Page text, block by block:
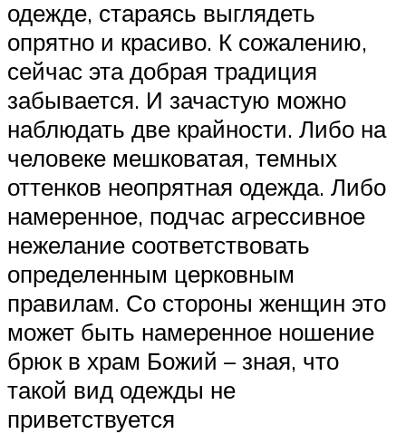
одежде, стараясь выглядеть
опрятно и красиво. К сожалению,
сейчас эта добрая традиция
забывается. И зачастую можно
наблюдать две крайности. Либо на
человеке мешковатая, темных
оттенков неопрятная одежда. Либо
намеренное, подчас агрессивное
нежелание соответствовать
определенным церковным
правилам. Со стороны женщин это
может быть намеренное ношение
брюк в храм Божий – зная, что
такой вид одежды не
приветствуется